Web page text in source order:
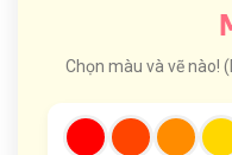
Chọn màu và vẽ nào!